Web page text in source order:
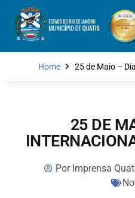
Home 25 de Maio –
25 DE
PorImprensa